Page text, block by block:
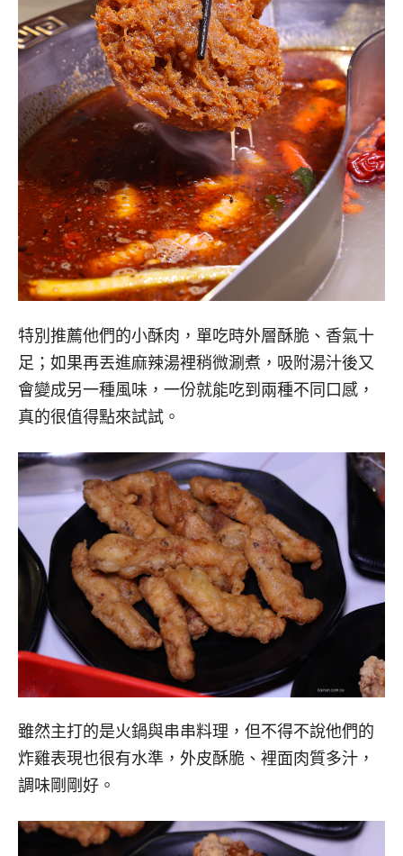
特別推薦他們的小酥肉，單吃時外層酥脆、香氣十
足；如果再丟進麻辣湯裡稍微涮煮，吸附湯汁後又
會變成另一種風味，一份就能吃到兩種不同口感，
真的很值得點來試試。
雖然主打的是火鍋與串串料理，但不得不說他們的
炸雞表現也很有水準，外皮酥脆、裡面肉質多汁，
調味剛剛好。